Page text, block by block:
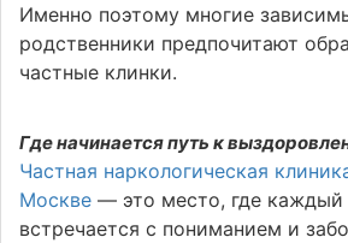
Именно поэтому многие
родственники предпочитают
частные клинки.
Где начинается путь к
Частная наркологическая
Москве — это место, где каждый
встречается с пониманием и